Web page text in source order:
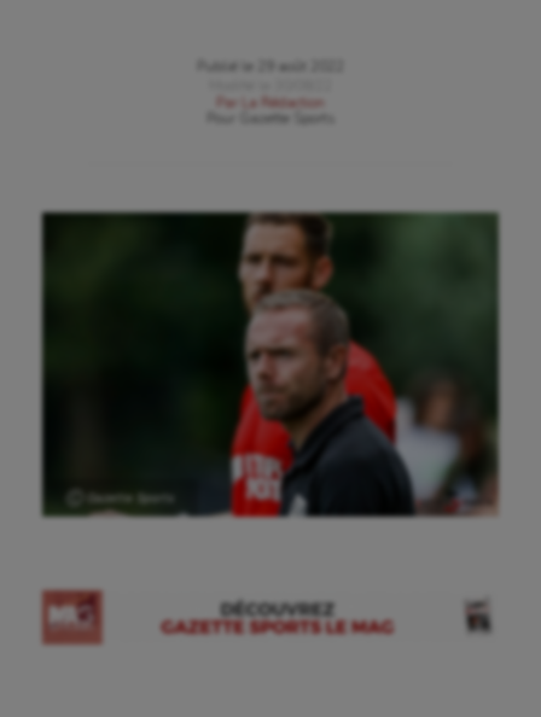
Publié le
29 août 2022
Par
La Rédaction
Gazette Sports
Ⓒ Gazette Sports